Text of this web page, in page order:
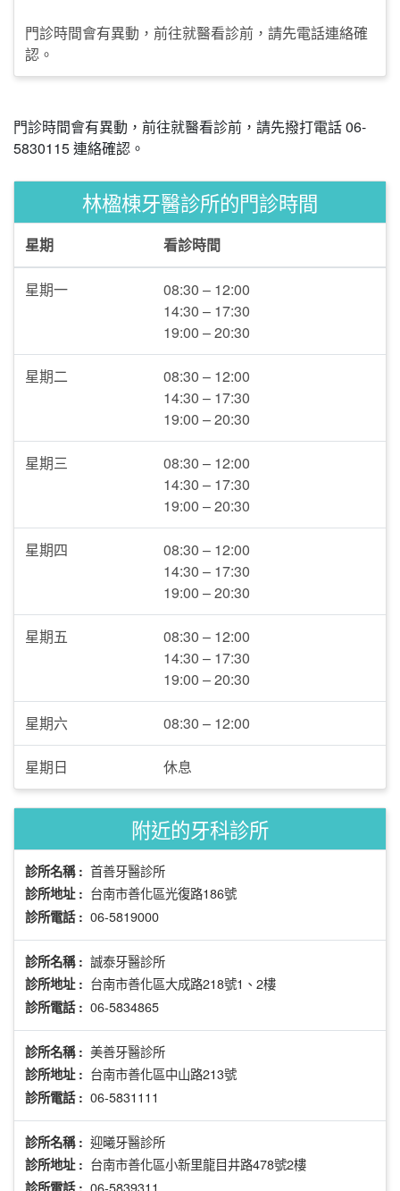
門診時間會有異動，前往就醫看診前，請先電話連絡確
認。
門診時間會有異動，前往就醫看診前，請先撥打電話 06-
5830115 連絡確認。
林楹棟牙醫診所的門診時間
星期 看診時間
星期一
08:30 – 12:00
14:30 – 17:30
19:00 – 20:30
星期二
08:30 – 12:00
14:30 – 17:30
19:00 – 20:30
星期三
08:30 – 12:00
14:30 – 17:30
19:00 – 20:30
星期四
08:30 – 12:00
14:30 – 17:30
19:00 – 20:30
星期五
08:30 – 12:00
14:30 – 17:30
19:00 – 20:30
星期六 08:30 – 12:00
星期日 休息
附近的牙科診所
診所名稱 : 首善牙醫診所
診所地址 : 台南市善化區光復路186號
診所電話 : 06-5819000
診所名稱 : 誠泰牙醫診所
診所地址 : 台南市善化區大成路218號1、2樓
診所電話 : 06-5834865
診所名稱 : 美善牙醫診所
診所地址 : 台南市善化區中山路213號
診所電話 : 06-5831111
診所名稱 : 迎曦牙醫診所
診所地址 : 台南市善化區小新里龍目井路478號2樓
診所電話 : 06-5839311